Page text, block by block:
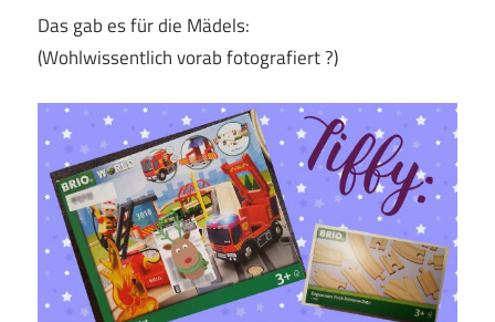
Das gab es für die Mädels:
(Wohlwissentlich vorab fotografiert ?)